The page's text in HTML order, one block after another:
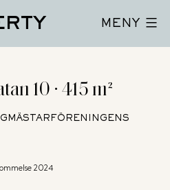
MENY
10 · 415 m²
2024